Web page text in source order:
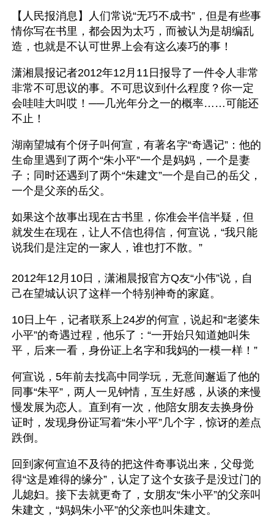
【人民报消息】人们常说“无巧不成书”，但是有些事
情你写在书里，都会因为太巧，而被认为是胡编乱
造，也就是不认可世界上会有这么凑巧的事！
潇湘晨报记者2012年12月11日报导了一件令人非常
非常不可思议的事。不可思议到什么程度？你一定
会哇哇大叫哎！──几光年分之一的概率……可能还
不止！
湖南望城有个伢子叫何宣，有著名字“奇遇记”：他的
生命里遇到了两个“朱小平”一个是妈妈，一个是妻
子；同时还遇到了两个“朱建文”一个是自己的岳父，
一个是父亲的岳父。
如果这个故事出现在古书里，你准会半信半疑，但
就发生在现在，让人不信也得信，何宣说，“我只能
说我们是注定的一家人，谁也打不散。”
2012年12月10日，潇湘晨报官方Q友“小伟”说，自
己在望城认识了这样一个特别神奇的家庭。
10日上午，记者联系上24岁的何宣，说起和“老婆朱
小平”的奇遇过程，他乐了：“一开始只知道她叫朱
平，后来一看，身份证上名字和我妈的一模一样！”
何宣说，5年前去找高中同学玩，无意间邂逅了他的
同事“朱平”，两人一见钟情，互生好感，从谈的来慢
慢发展为恋人。直到有一次，他陪女朋友去换身份
证时，发现身份证写着“朱小平”几个字，惊讶的差点
跌倒。
回到家何宣迫不及待的把这件奇事说出来，父母觉
得“这是难得的缘分”，认定了这个女孩子是没过门的
儿媳妇。接下去就更奇了，女朋友“朱小平”的父亲叫
朱建文，“妈妈朱小平”的父亲也叫朱建文。